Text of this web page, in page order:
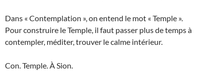
Dans « Contemplation », on entend le mot « Temple ».
Pour construire le Temple, il faut passer plus de temps à
contempler, méditer, trouver le calme intérieur.
Con. Temple. À Sion.